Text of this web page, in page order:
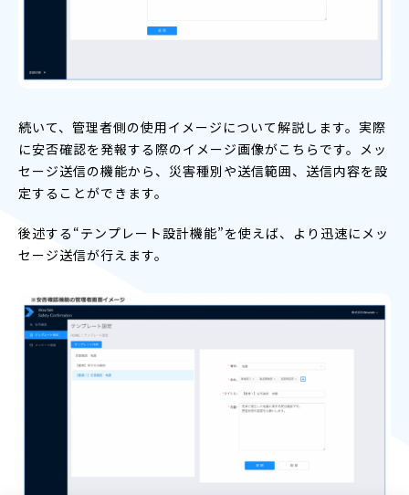
続いて、管理者側の使用イメージについて解説します。実際
に安否確認を発報する際のイメージ画像がこちらです。メッ
セージ送信の機能から、災害種別や送信範囲、送信内容を設
定することができます。
後述する“テンプレート設計機能”を使えば、より迅速にメッ
セージ送信が行えます。